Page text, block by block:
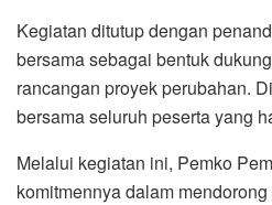
Kegiatan ditutup dengan
bersama sebagai bentuk
rancangan proyek perubahan.
bersama seluruh peserta yang
Melalui kegiatan ini, Pemko
komitmennya dalam